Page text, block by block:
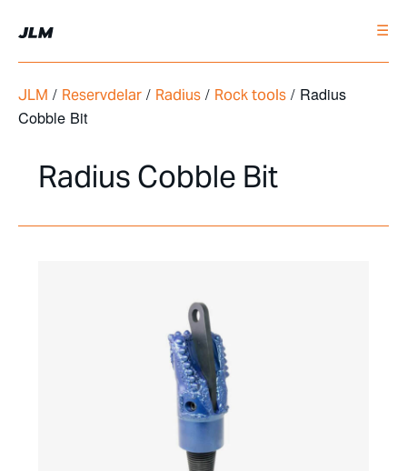
☰
JLM / Reservdelar/ Radius/ Rock tools/ Radius
Cobble Bit
Radius Cobble Bit